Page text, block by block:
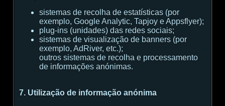
sistemas de recolha de estatísticas (por
exemplo, Google Analytic, Tapjoy e Appsflyer);
plug-ins (unidades) das redes sociais;
sistemas de visualização de banners (por
exemplo, AdRiver, etc.);
outros sistemas de recolha e processamento
de informações anónimas.
7. Utilização de informação anónima